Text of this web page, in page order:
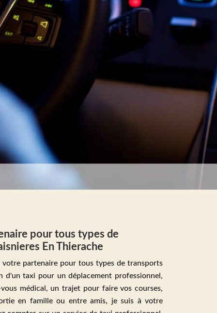
pour tous types de
En Thierache
partenaire pour tous types de transports
d'un taxi pour un déplacement professionnel,
médical, un trajet pour faire vos courses,
en famille ou entre amis, je suis à votre